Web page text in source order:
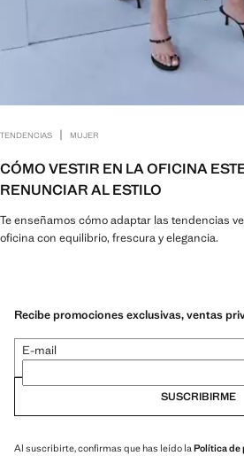
TENDENCIAS | MUJER
CÓMO VESTIR EN LA OFICINA
RENUNCIAR AL ESTILO
Te enseñamos cómo adaptar las tendencias
oficina con equilibrio, frescura y elegancia.
Recibe promociones exclusivas, ventas
E-mail
SUSCRIBIRME
Al suscribirte, confirmas que has leído laPolítica de